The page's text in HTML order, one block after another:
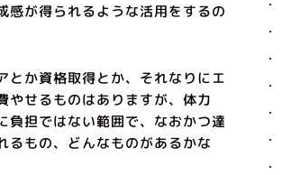
感が得られるような活用をするの
とか資格取得とか、それなりにエ
やせるものはありますが、体力
負担ではない範囲で、なおかつ達
るもの、どんなものがあるかな